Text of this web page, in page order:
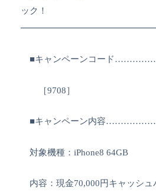
ック！
■キャンペーンコード
［9708］
■キャンペーン内容
対象機種：iPhone8 64GB
内容：現金70,000円キャッシュ